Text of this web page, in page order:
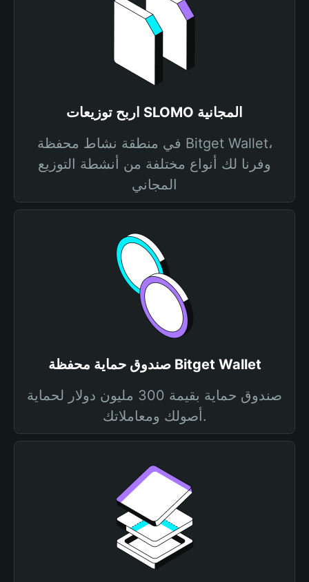
اربح توزيعات SLOMO المجانية
في منطقة نشاط محفظة Bitget Wallet،
وفرنا لك أنواع مختلفة من أنشطة التوزيع
المجاني
صندوق حماية محفظة Bitget Wallet
صندوق حماية بقيمة 300 مليون دولار لحماية
أصولك ومعاملاتك.